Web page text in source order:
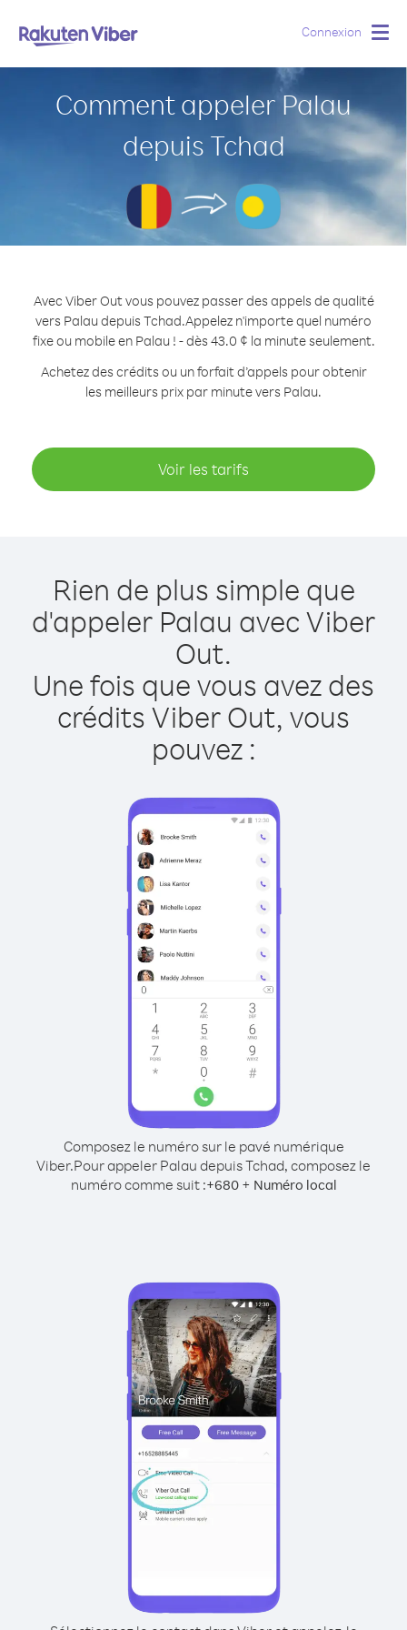
Connexion
Comment appeler Palau
depuis Tchad
Avec Viber Out vous pouvez passer des appels de qualité
vers Palau depuis Tchad.Appelez n'importe quel numéro
fixe ou mobile en Palau ! - dès 43.0 ¢ la minute seulement.
Achetez des crédits ou un forfait d’appels pour obtenir
les meilleurs prix par minute vers Palau.
Voir les tarifs
Rien de plus simple que
d'appeler Palau avec Viber
Out.
Une fois que vous avez des
crédits Viber Out, vous
pouvez :
Composez le numéro sur le pavé numérique
Viber.Pour appeler Palau depuis Tchad, composez le
numéro comme suit :+680+ Numéro local